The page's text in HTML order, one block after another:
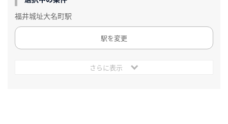
福井城址大名町駅
駅を変更
さらに表示